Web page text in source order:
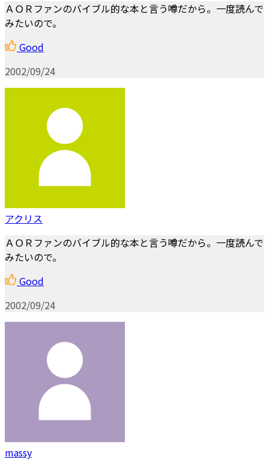
ＡＯＲファンのバイブル的な本と言う噂だから。一度読んで
みたいので。
Good
2002/09/24
アクリス
ＡＯＲファンのバイブル的な本と言う噂だから。一度読んで
みたいので。
Good
2002/09/24
massy